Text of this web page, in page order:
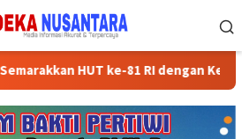
HUT ke-81 RI dengan Kegiatan